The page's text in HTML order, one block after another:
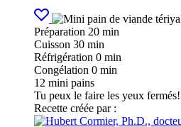
Préparation 20 min
Cuisson 30 min
Réfrigération 0 min
Congélation 0 min
12 mini pains
Tu peux le faire les yeux
Recette créée par :